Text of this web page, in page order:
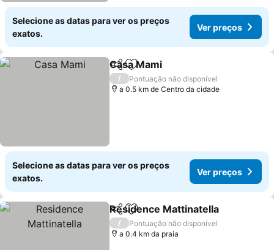
Selecione as datas para ver os preços
exatos.
Ver preços
PartilharAdicionar aos favoritos
Casa Mami
/
Pontuação não disponível
a 0.5 km de Centro da cidade
Selecione as datas para ver os preços
exatos.
Ver preços
PartilharAdicionar aos favoritos
Residence Mattinatella
/
Pontuação não disponível
a 0.4 km da praia